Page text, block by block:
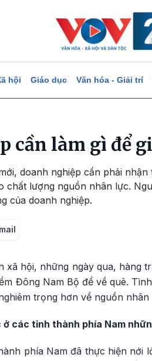
hội Giáo dục Văn hóa - Giải trí
cần làm gì để
doanh nghiệp cần phải
chất lượng nguồn nhân lực.
của doanh nghiệp.
xã hội, những ngày qua, hàng
Đông Nam Bộ để về quê.
trọng hơn về nguồn nhân
ở các tỉnh thành phía Nam
phía Nam đã thực hiện